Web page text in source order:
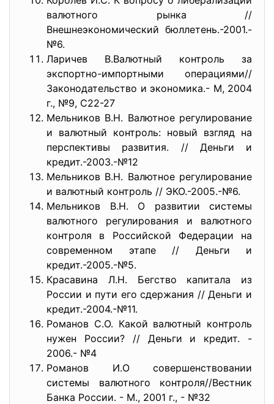
валютного рынка //
Внешнеэкономический бюллетень.-2001.-
№6.
Ларичев В.Валютный контроль за
экспортно-импортными операциями//
Законодательство и экономика.- М, 2004
г., №9, С22-27
Мельников В.Н. Валютное регулирование
и валютный контроль: новый взгляд на
перспективы развития. // Деньги и
кредит.-2003.-№12
Мельников В.Н. Валютное регулирование
и валютный контроль // ЭКО.-2005.-№6.
Мельников В.Н. О развитии системы
валютного регулирования и валютного
контроля в Российской Федерации на
современном этапе // Деньги и
кредит.-2005.-№5.
Красавина Л.Н. Бегство капитала из
России и пути его сдержания // Деньги и
кредит.-2004.-№11.
Романов С.О. Какой валютный контроль
нужен России? // Деньги и кредит. -
2006.- №4
Романов И.О совершенствовании
системы валютного контроля//Вестник
Банка России. - М., 2001 г., - №32